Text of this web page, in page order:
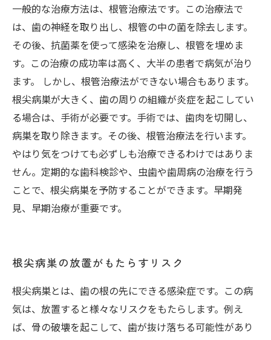
一般的な治療方法は、根管治療法です。この治療法で
は、歯の神経を取り出し、根管の中の菌を除去します。
その後、抗菌薬を使って感染を治療し、根管を埋めま
す。この治療の成功率は高く、大半の患者で病気が治り
ます。 しかし、根管治療法ができない場合もあります。
根尖病巣が大きく、歯の周りの組織が炎症を起こしてい
る場合は、手術が必要です。手術では、歯肉を切開し、
病巣を取り除きます。その後、根管治療法を行います。
やはり気をつけても必ずしも治療できるわけではありま
せん。定期的な歯科検診や、虫歯や歯周病の治療を行う
ことで、根尖病巣を予防することができます。早期発
見、早期治療が重要です。
根尖病巣の放置がもたらすリスク
根尖病巣とは、歯の根の先にできる感染症です。この病
気は、放置すると様々なリスクをもたらします。例え
ば、骨の破壊を起こして、歯が抜け落ちる可能性があり